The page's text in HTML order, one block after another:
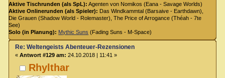
Aktive Tischrunden (als SpL): Agenten von Nomikos (Eana - Savage Worlds)
Aktive Onlinerunden (als Spieler): Das Windkammtal (Barsaive - Earthdawn),
Die Grauen (Shadow World - Rolemaster), The Price of Arrogance (Théah - 7te
See)
Solo (in Planung): Mythic Suns (Fading Suns - M-Space)
Rhylthar
Re: Weltengeists Abenteuer-Rezensionen
« Antwort #129 am: 24.10.2018 | 11:41 »